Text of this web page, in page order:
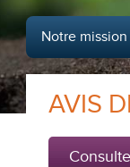
Notre mission
AVIS